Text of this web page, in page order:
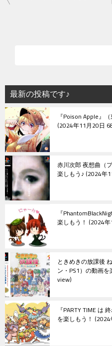
シ
ョ
ン
最新の投稿です♪
『Poison Apple』
2024年11月20日
赤川次郎 夜想曲（
楽しもう♪ 2024年
『
楽しもう！ 2024
ときめきの放課後
ン・PS1）の動画を
view
『PARTY TIME は
を楽しもう！